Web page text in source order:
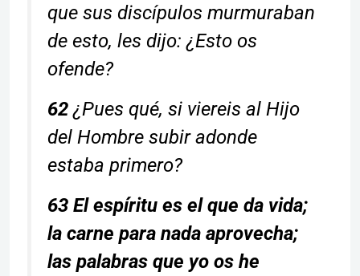
que sus discípulos murmuraban
de esto, les dijo: ¿Esto os
ofende?
62 ¿Pues qué, si viereis al Hijo
del Hombre subir adonde
estaba primero?
63 El espíritu es el que da vida;
la carne para nada aprovecha;
las palabras que yo os he